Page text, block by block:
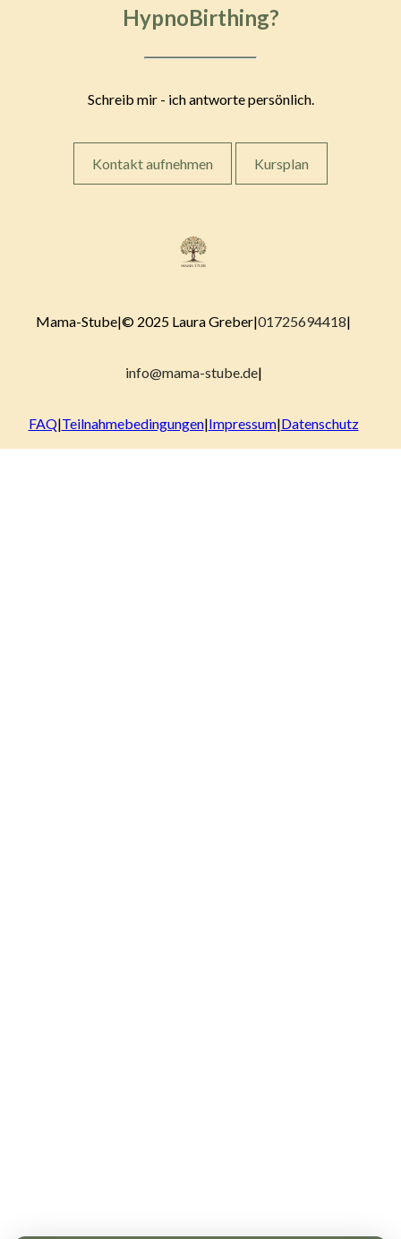
HypnoBirthing?
Schreib mir - ich antworte persönlich.
Kontakt aufnehmen Kursplan
Mama-Stube|© 2025 Laura Greber|01725694418|
info@mama-stube.de|
FAQ|Teilnahmebedingungen|Impressum|Datenschutz